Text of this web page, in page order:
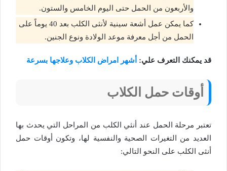
والأربعون من الحمل حتى اليوم الخامس والستون.
كما يمكن عمل أشعة سينية لأنثى الكلب بعد 40 يوماً على
الحمل من أجل معرفة موعد الولادة ونوع الجنين.
قد يمكنك التعرف علي: أشهر امراض الكلاب وعلاجها بسرعة
أوقات حمل الكلاب
تعتبر مرحلة الحمل عند أنثي الكلب من المراحل التي يحدث بها
العديد من التغيرات الصحية والنفسية لها، وتكون أوقات حمل
أنثى الكلب على النحو التالي: